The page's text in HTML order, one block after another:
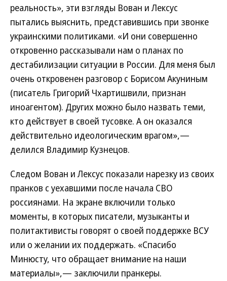
реальность», эти взгляды Вован и Лексус
пытались выяснить, представившись при звонке
украинскими политиками. «И они совершенно
откровенно рассказывали нам о планах по
дестабилизации ситуации в России. Для меня был
очень откровенен разговор с Борисом Акуниным
(писатель Григорий Чхартишвили, признан
иноагентом). Других можно было назвать теми,
кто действует в своей тусовке. А он оказался
действительно идеологическим врагом»,—
делился Владимир Кузнецов.
Следом Вован и Лексус показали нарезку из своих
пранков с уехавшими после начала СВО
россиянами. На экране включили только
моменты, в которых писатели, музыканты и
политактивисты говорят о своей поддержке ВСУ
или о желании их поддержать. «Спасибо
Минюсту, что обращает внимание на наши
материалы»,— заключили пранкеры.